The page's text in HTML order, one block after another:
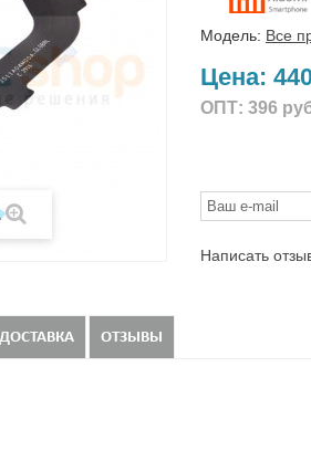
Модель: Все
Цена:
ОПТ: 396
Написать
ДОСТАВКА ОТЗЫВЫ